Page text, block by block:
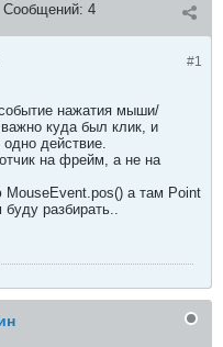
Сообщений: 4
#1
нажатия мыши/
куда был клик, и
действие.
на фрейм, а не на
а там Point
разбирать..